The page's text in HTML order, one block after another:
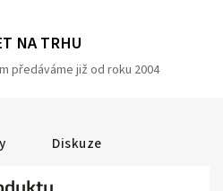
NA TRHU
předáváme již od roku 2004
Diskuze